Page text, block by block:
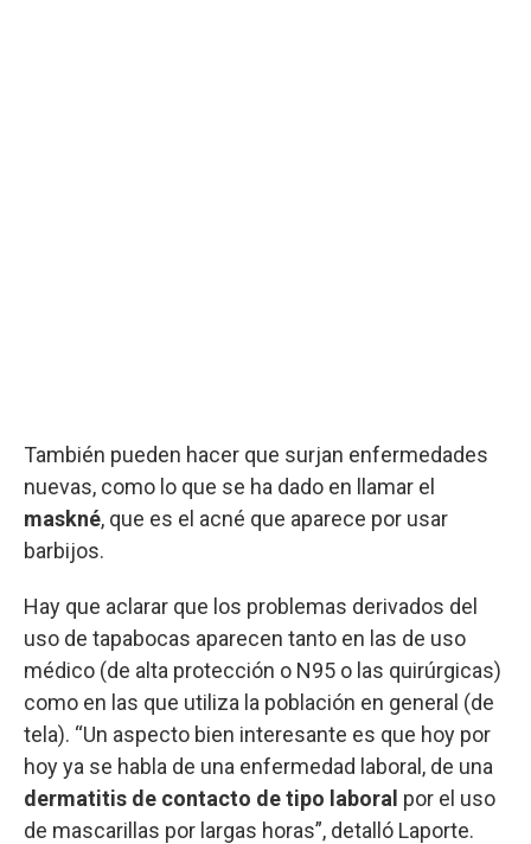
También pueden hacer que surjan enfermedades
nuevas, como lo que se ha dado en llamar el
maskné, que es el acné que aparece por usar
barbijos.
Hay que aclarar que los problemas derivados del
uso de tapabocas aparecen tanto en las de uso
médico (de alta protección o N95 o las quirúrgicas)
como en las que utiliza la población en general (de
tela). “Un aspecto bien interesante es que hoy por
hoy ya se habla de una enfermedad laboral, de una
dermatitis de contacto de tipo laboral por el uso
de mascarillas por largas horas”, detalló Laporte.